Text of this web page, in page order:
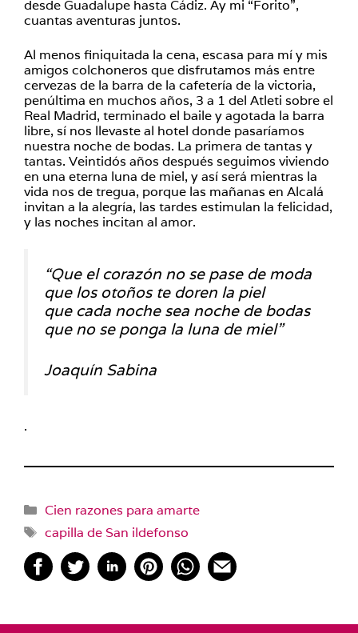
desde Guadalupe hasta Cádiz. Ay mi “Forito”,
cuantas aventuras juntos.
Al menos finiquitada la cena, escasa para mí y mis
amigos colchoneros que disfrutamos más entre
cervezas de la barra de la cafetería de la victoria,
penúltima en muchos años, 3 a 1 del Atleti sobre el
Real Madrid, terminado el baile y agotada la barra
libre, sí nos llevaste al hotel donde pasaríamos
nuestra noche de bodas. La primera de tantas y
tantas. Veintidós años después seguimos viviendo
en una eterna luna de miel, y así será mientras la
vida nos de tregua, porque las mañanas en Alcalá
invitan a la alegría, las tardes estimulan la felicidad,
y las noches incitan al amor.
“Que el corazón no se pase de moda
que los otoños te doren la piel
que cada noche sea noche de bodas
que no se ponga la luna de miel”
Joaquín Sabina
.
Categorías
Cien razones para amarte
Etiquetas
capilla de San ildefonso